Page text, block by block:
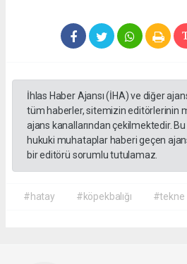
İhlas Haber Ajansı (İHA) ve diğer
tüm haberler, sitemizin editörlerinin
ajans kanallarından çekilmektedir.
hukuki muhataplar haberi geçen
bir editörü sorumlu tutulamaz.
#hatay #köpekbalığı #tekne